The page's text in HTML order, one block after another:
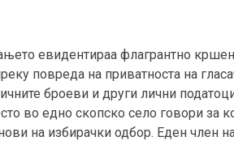
евидентираа флагрантно
повреда на приватноста на
броеви и други лични
во едно скопско село говори за
на избирачки одбор. Еден член